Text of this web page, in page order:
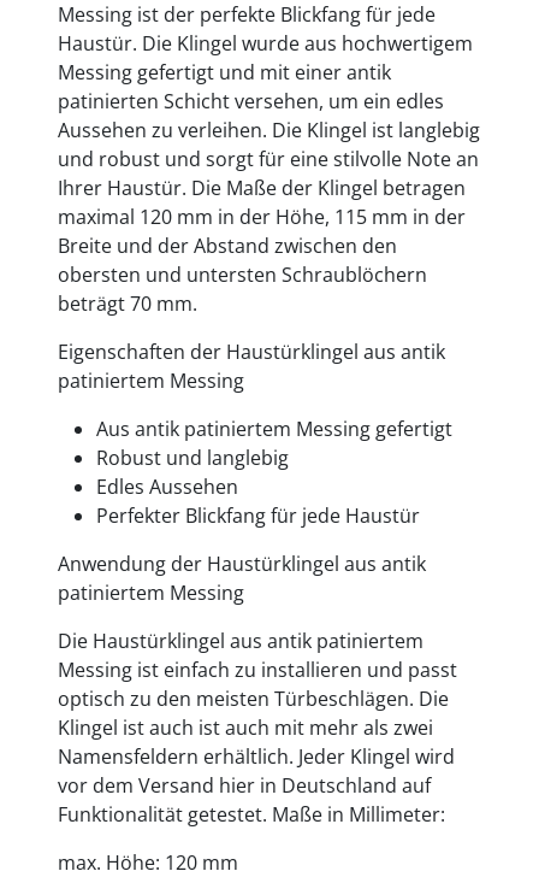
Messing ist der perfekte Blickfang für jede
Haustür. Die Klingel wurde aus hochwertigem
Messing gefertigt und mit einer antik
patinierten Schicht versehen, um ein edles
Aussehen zu verleihen. Die Klingel ist langlebig
und robust und sorgt für eine stilvolle Note an
Ihrer Haustür. Die Maße der Klingel betragen
maximal 120 mm in der Höhe, 115 mm in der
Breite und der Abstand zwischen den
obersten und untersten Schraublöchern
beträgt 70 mm.
Eigenschaften der Haustürklingel aus antik
patiniertem Messing
Aus antik patiniertem Messing gefertigt
Robust und langlebig
Edles Aussehen
Perfekter Blickfang für jede Haustür
Anwendung der Haustürklingel aus antik
patiniertem Messing
Die Haustürklingel aus antik patiniertem
Messing ist einfach zu installieren und passt
optisch zu den meisten Türbeschlägen. Die
Klingel ist auch ist auch mit mehr als zwei
Namensfeldern erhältlich. Jeder Klingel wird
vor dem Versand hier in Deutschland auf
Funktionalität getestet. Maße in Millimeter:
max. Höhe: 120 mm